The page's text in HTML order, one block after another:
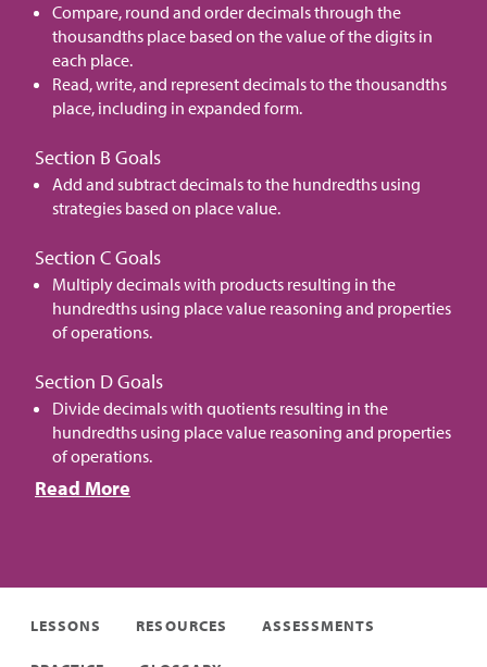
Compare, round and order decimals through the
thousandths place based on the value of the digits in
each place.
Read, write, and represent decimals to the thousandths
place, including in expanded form.
Section B Goals
Add and subtract decimals to the hundredths using
strategies based on place value.
Section C Goals
Multiply decimals with products resulting in the
hundredths using place value reasoning and properties
of operations.
Section D Goals
Divide decimals with quotients resulting in the
hundredths using place value reasoning and properties
of operations.
Read More
LESSONS RESOURCES ASSESSMENTS